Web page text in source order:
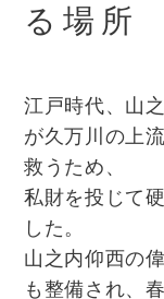
る場所
江戸時代、山
が久万川の上
救うため、
私財を投じて
した。
山之内仰西の
も整備され、